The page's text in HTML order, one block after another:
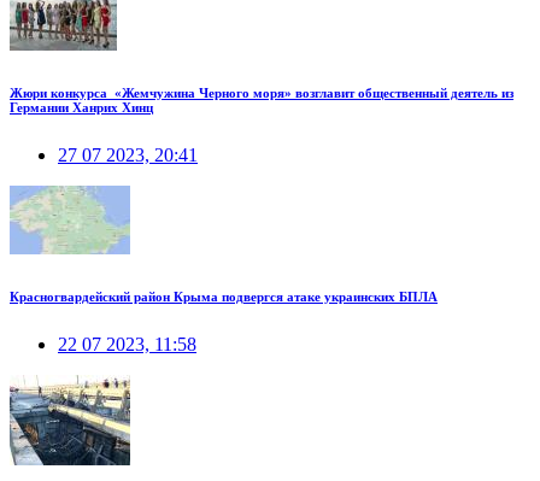
Жюри конкурса «Жемчужина Черного моря» возглавит общественный деятель из
Германии Ханрих Хинц
27 07 2023, 20:41
Красногвардейский район Крыма подвергся атаке украинских БПЛА
22 07 2023, 11:58